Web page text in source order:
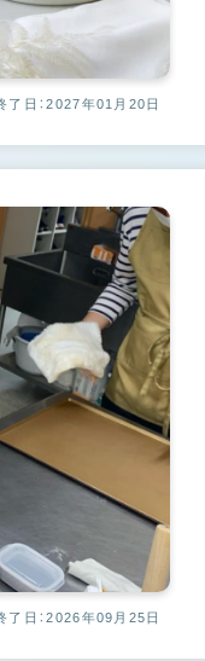
了日：2027年01月20日
了日：2026年09月25日